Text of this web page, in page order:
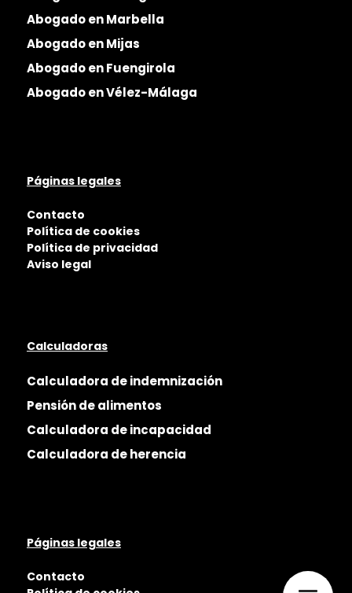
Abogado en Marbella
Abogado en Mijas
Abogado en Fuengirola
Abogado en Vélez-Málaga
Páginas legales
Contacto
Política de cookies
Política de privacidad
Aviso legal
Calculadoras
Calculadora de indemnización
Pensión de alimentos
Calculadora de incapacidad
Calculadora de herencia
Páginas legales
Contacto